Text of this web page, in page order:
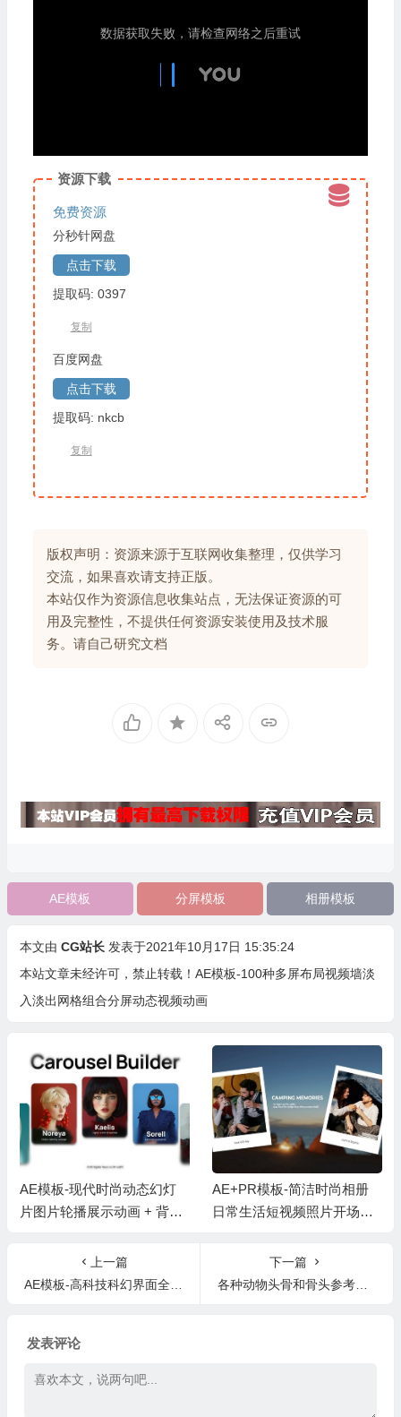
资源下载
免费资源
分秒针网盘
点击下载
提取码: 0397
复制
百度网盘
点击下载
提取码: nkcb
复制
版权声明：资源来源于互联网收集整理，仅供学习
交流，如果喜欢请支持正版。
本站仅作为资源信息收集站点，无法保证资源的可
用及完整性，不提供任何资源安装使用及技术服
务。请自己研究文档
AE模板 分屏模板 相册模板
本文由 CG站长 发表于2021年10月17日 15:35:24
本站文章未经许可，禁止转载！ AE模板-100种多屏布局视频墙淡
入淡出网格组合分屏动态视频动画
AE模板-现代时尚动态幻灯
片图片轮播展示动画 + 背景
AE+PR模板-简洁时尚相册
日常生活短视频照片开场片
上一篇
AE模板-高科技科幻界面全息信息图形HUD元素工具包V1.5
下一篇
各种动物头骨和骨头参考图片素材
发表评论